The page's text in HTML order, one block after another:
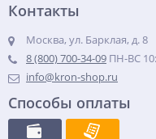
Контакты
Москва, ул. Барклая, д. 8
8 (800) 700-34-09 ПН-ВС
info@kron-shop.ru
Способы оплаты